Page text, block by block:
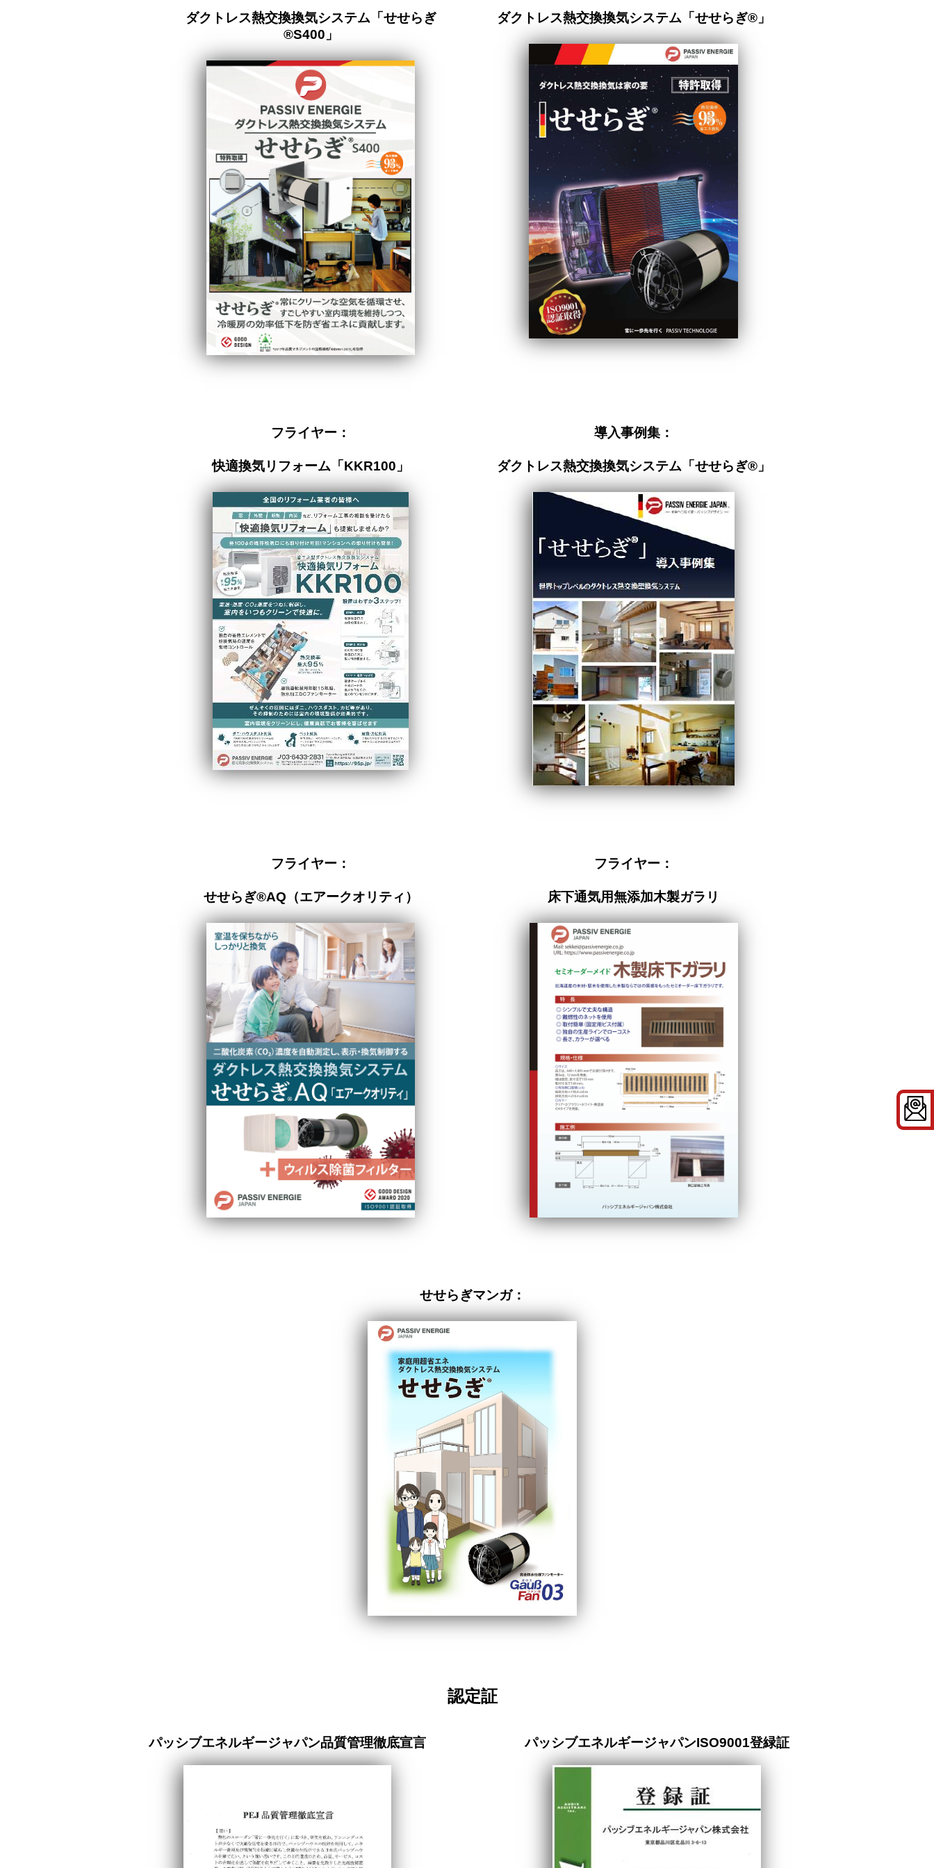
ダクトレス熱交換換気システム「せせらぎ
®S400」
ダクトレス熱交換換気システム「せせらぎ®」
フライヤー：
快適換気リフォーム「KKR100」
導入事例集：
ダクトレス熱交換換気システム「せせらぎ®」
フライヤー：
せせらぎ®AQ（エアークオリティ）
フライヤー：
床下通気用無添加木製ガラリ
せせらぎマンガ：
認定証
パッシブエネルギージャパン品質管理徹底宣言 パッシブエネルギージャパンISO9001登緑証